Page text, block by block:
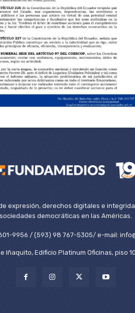
expresión, derechos digitales e
sociedades democráticas en las Américas.
9956 / (593) 98 767-5305/ e-mail:
Iñaquito, Edificio Platinum Oficinas, piso